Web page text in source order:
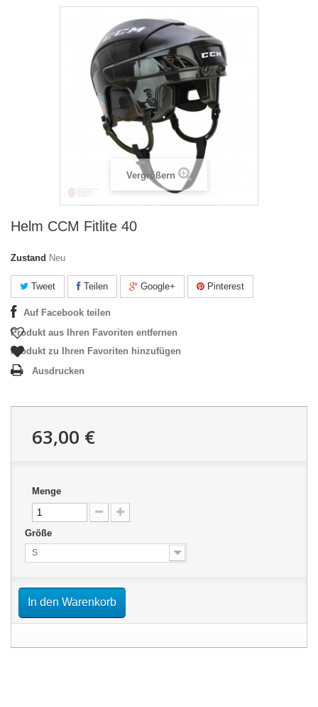
Vergrößern
Helm CCM Fitlite 40
Zustand Neu
Tweet Teilen Google+ Pinterest
Auf Facebook teilen
Produkt aus Ihren Favoriten entfernen
Produkt zu Ihren Favoriten hinzufügen
Ausdrucken
63,00 €
Menge
Größe
S
In den Warenkorb